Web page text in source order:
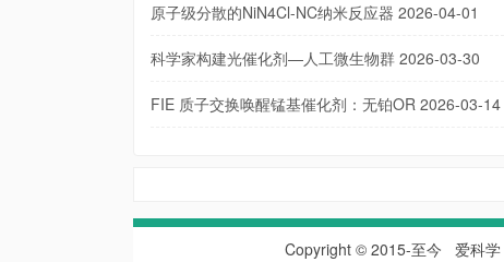
原子级分散的NiN4Cl-NC纳米反应器 2026-04-01
科学家构建光催化剂—人工微生物群 2026-03-30
FIE 质子交换唤醒锰基催化剂：无铂OR 2026-03-14
Copyright © 2015-至今 爱科学